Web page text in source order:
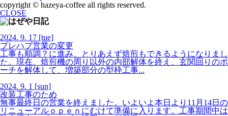
copyright © hazeya-coffee all rights reserved.
CLOSE
2024. 9. 17 [tue]
プレハブ営業の変更
工事も順調？に進み、とりあえず焙煎もできるようになりまし
た。現在、焙煎機の周り以外の内部解体を終え、玄関回りのポ
ーチを解体して、増築部分の型枠工事...
2024. 9. 1 [sun]
改装工事のため
無事最終日の営業を終えました。いよいよ本日より11月14日の
リニューアルｏｐｅｎにむけて準備に入ります。工事期間中は